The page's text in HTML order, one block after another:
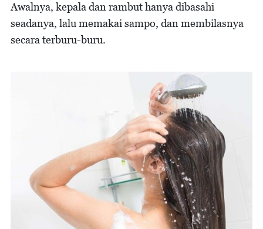
Awalnya, kepala dan rambut hanya dibasahi
seadanya, lalu memakai sampo, dan membilasnya
secara terburu-buru.